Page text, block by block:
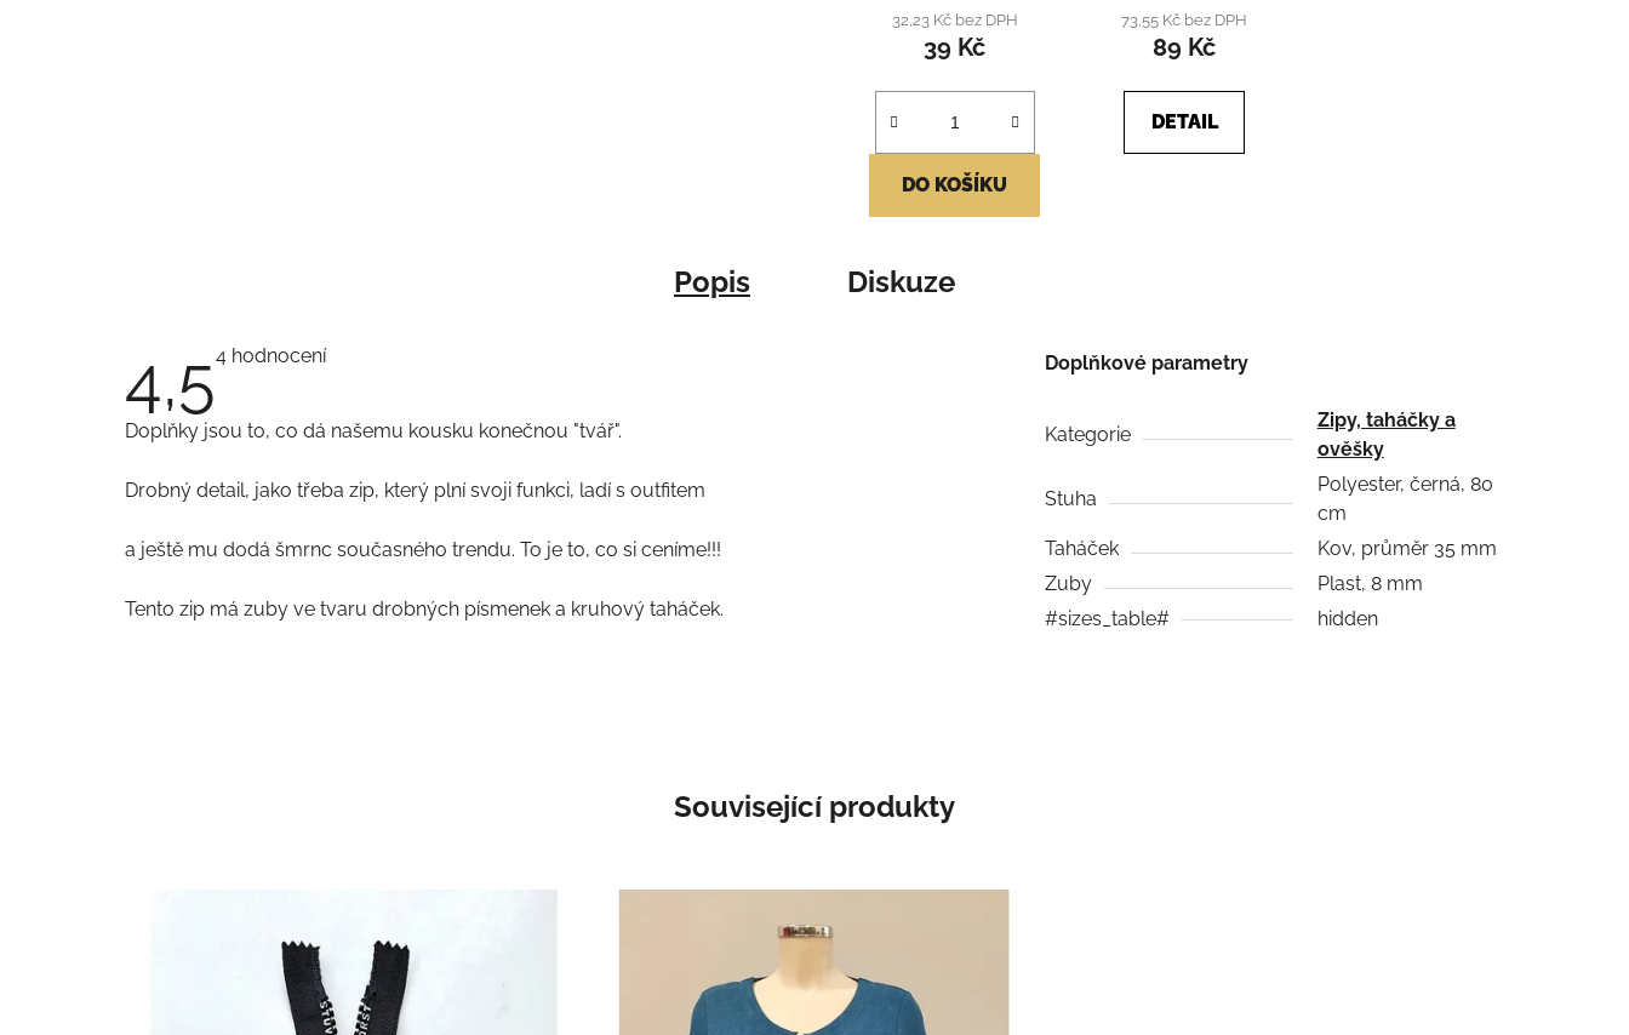
produktu
je
z
hvězdiček.
32,23 Kč bez DPH
39 Kč
DO KOŠÍKU
produktu
je
z
73,55 Kč bez DPH
89 Kč
DETAIL
Popis Diskuze
4,5Průměrné
4,5
hvězdiček.
4 hodnocení
Doplňky jsou to, co dá našemu kousku konečnou "tvář".
Drobný detail, jako třeba zip, který plní svoji funkci, ladí s outfitem
a ještě mu dodá šmrnc současného trendu. To je to, co si ceníme!!!
Tento zip má zuby ve tvaru drobných písmenek a kruhový taháček.
Doplňkové parametry
Kategorie
Zipy, taháčky a
ověšky
Stuha
Polyester, černá, 80
cm
Taháček
Kov, průměr 35 mm
Zuby
Plast, 8 mm
#sizes_table#
hidden
Související produkty